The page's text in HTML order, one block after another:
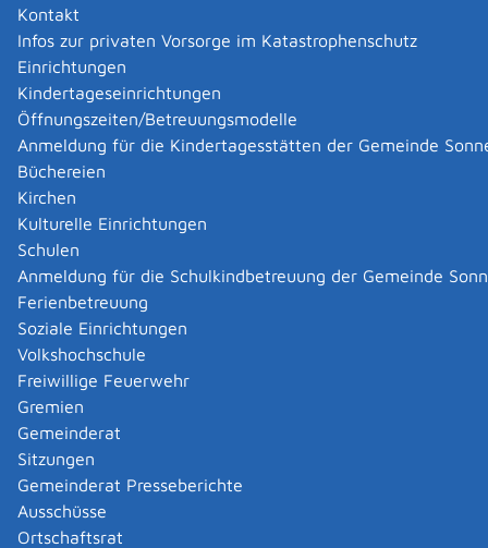
Kontakt
Infos zur privaten Vorsorge im Katastrophenschutz
Einrichtungen
Kindertageseinrichtungen
Öffnungszeiten/Betreuungsmodelle
Anmeldung für die Kindertagesstätten der Gemeinde
Büchereien
Kirchen
Kulturelle Einrichtungen
Schulen
Anmeldung für die Schulkindbetreuung der Gemeinde
Ferienbetreuung
Soziale Einrichtungen
Volkshochschule
Freiwillige Feuerwehr
Gremien
Gemeinderat
Sitzungen
Gemeinderat Presseberichte
Ausschüsse
Ortschaftsrat
Mit einer Ausnahmebewilligung erfüllen Sie die
Voraussetzungen für die Eintragung in die
Handwerksrolle für ein zulassungspflichtiges Handwerk.
Achtung:Damit dürfen Sie keinen Meistertitel führen
und im betreffenden Handwerk nicht ausbilden.
Die Bewilligung kann auf technisch und wirtschaftlich
abgrenzbare Teiltätigkeiten eines zulassungspflichtigen
Handwerks beschränkt werden.
Onlineantrag und Formulare
Handwerksrolle - Ausnahmebewilligung - Antrag
Zuständige Stelle
die Handwerkskammer, in deren Bezirk Ihre zukünftige
Betriebsstätte oder Ihr Wohnort liegt
Handwerkskammer Reutlingen
Leistungsdetails